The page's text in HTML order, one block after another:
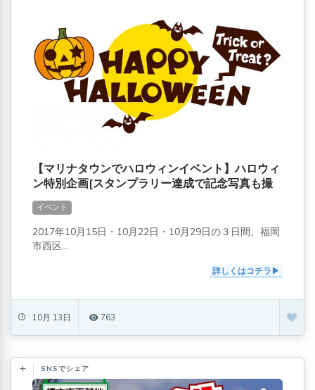
【マリナタウンでハロウィンイベント】ハロウィ
ン特別企画[スタンプラリー達成で記念写真も撮
れる]
イベント
2017年10月15日・10月22日・10月29日の３日間、福岡
市西区...
詳しくはコチラ
10月 13日 763
SNSでシェア